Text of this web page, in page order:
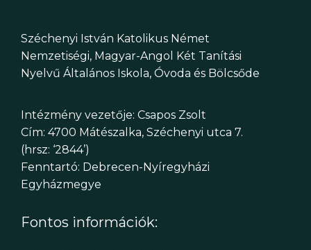
Széchenyi István Katolikus Német
Nemzetiségi, Magyar-Angol Két Tanítási
Nyelvű Általános Iskola, Óvoda és Bölcsőde
Intézmény vezetője: Csapos Zsolt
Cím: 4700 Mátészalka, Széchenyi utca 7.
(hrsz: ‘2844’)
Fenntartó: Debrecen-Nyíregyházi
Egyházmegye
Fontos információk: